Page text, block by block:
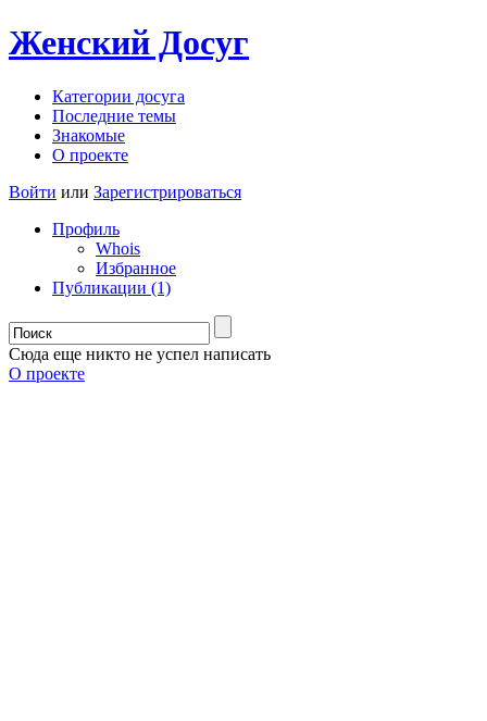
Женский Досуг
Категории досуга
Последние темы
Знакомые
О проекте
Войти или Зарегистрироваться
Профиль
Whois
Избранное
Публикации (1)
Сюда еще никто не успел написать
О проекте